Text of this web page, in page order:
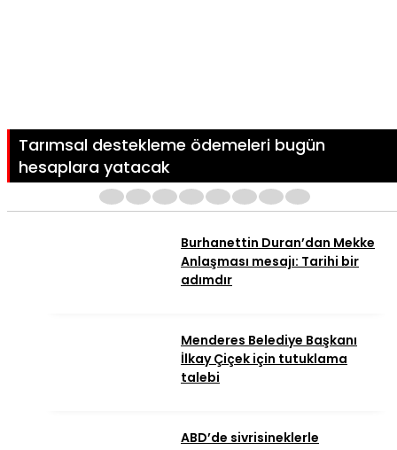
Tarımsal destekleme ödemeleri bugün
hesaplara yatacak
Burhanettin Duran’dan Mekke
Anlaşması mesajı: Tarihi bir
adımdır
Menderes Belediye Başkanı
İlkay Çiçek için tutuklama
talebi
ABD’de sivrisineklerle